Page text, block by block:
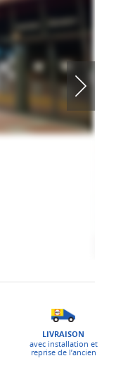
LIVRAISON
avec installation et
reprise de l’ancien